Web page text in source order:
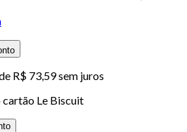
R$ 73,59 sem juros
cartão Le Biscuit